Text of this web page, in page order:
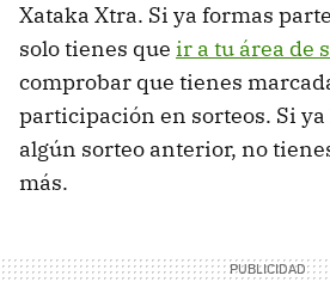
Xataka Xtra. Si ya formas
solo tienes que ir a tu área de
comprobar que tienes
participación en sorteos. Si
algún sorteo anterior, no
más.